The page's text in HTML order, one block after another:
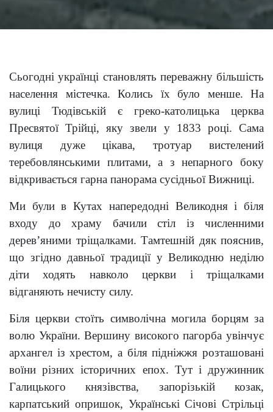
Сьогодні українці становлять переважну більшість
населення містечка. Колись їх було менше. На
вулиці Тюдівській є греко-католицька церква
Пресвятої Трійці, яку звели у 1833 році. Сама
вулиця дуже цікава, тротуар вистелений
теребовлянськими плитами, а з непарного боку
відкривається гарна панорама сусідньої Вижниці.
Ми були в Кутах напередодні Великодня і біля
входу до храму бачили стіл із численними
дерев’яними тріщалками. Тамтешній дяк пояснив,
що згідно давньої традиції у Великодню неділю
діти ходять навколо церкви і тріщалками
відганяють нечисту силу.
Біля церкви стоїть символічна могила борцям за
волю України. Вершину високого пагорба увінчує
архангел із хрестом, а біля підніжжя розташовані
воїни різних історичних епох. Тут і дружинник
Галицького князівства, запорізькій козак,
карпатський опришок, Українські Січові Стрільці